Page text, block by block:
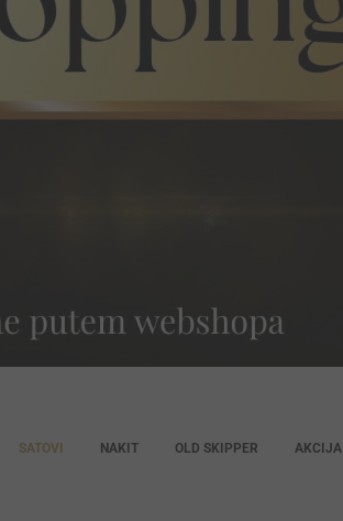
SATOVI NAKIT OLD SKIPPER AKCIJA